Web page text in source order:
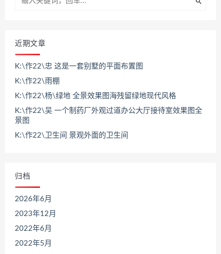
近期文章
K:\作22\忠 这是一套别墅的平面布置图
K:\作22\雨棚
K:\作22\杨\绿地 全景效果图海残留绿地现代风格
K:\作22\吴 一个制药厂外观过道办公大厅接待室效果图全
景图
K:\作22\卫生间 景观外面的卫生间
归档
2026年6月
2023年12月
2022年6月
2022年5月